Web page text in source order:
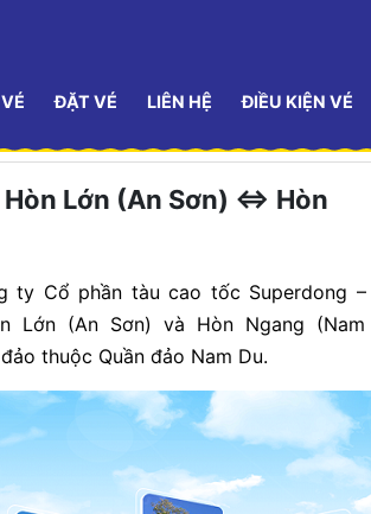
ĐẶT VÉ LIÊN HỆ ĐIỀU KIỆN VÉ
Lớn (An Sơn) ⇔ Hòn
ty Cổ phần tàu cao tốc Superdong –
Lớn (An Sơn) và Hòn Ngang (Nam
thuộc Quần đảo Nam Du.